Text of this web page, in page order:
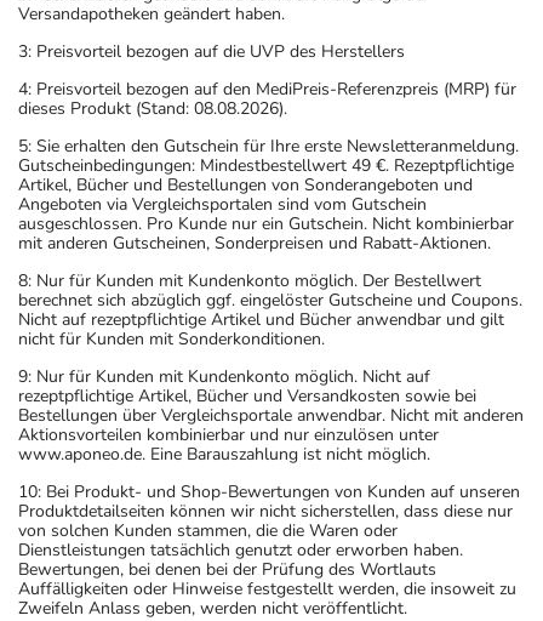
Versandapotheken geändert haben.
3: Preisvorteil bezogen auf die UVP des Herstellers
4: Preisvorteil bezogen auf den MediPreis-Referenzpreis (MRP) für
dieses Produkt (Stand: 08.08.2026).
5: Sie erhalten den Gutschein für Ihre erste Newsletteranmeldung.
Gutscheinbedingungen: Mindestbestellwert 49 €. Rezeptpflichtige
Artikel, Bücher und Bestellungen von Sonderangeboten und
Angeboten via Vergleichsportalen sind vom Gutschein
ausgeschlossen. Pro Kunde nur ein Gutschein. Nicht kombinierbar
mit anderen Gutscheinen, Sonderpreisen und Rabatt-Aktionen.
8: Nur für Kunden mit Kundenkonto möglich. Der Bestellwert
berechnet sich abzüglich ggf. eingelöster Gutscheine und Coupons.
Nicht auf rezeptpflichtige Artikel und Bücher anwendbar und gilt
nicht für Kunden mit Sonderkonditionen.
9: Nur für Kunden mit Kundenkonto möglich. Nicht auf
rezeptpflichtige Artikel, Bücher und Versandkosten sowie bei
Bestellungen über Vergleichsportale anwendbar. Nicht mit anderen
Aktionsvorteilen kombinierbar und nur einzulösen unter
www.aponeo.de. Eine Barauszahlung ist nicht möglich.
10: Bei Produkt- und Shop-Bewertungen von Kunden auf unseren
Produktdetailseiten können wir nicht sicherstellen, dass diese nur
von solchen Kunden stammen, die die Waren oder
Dienstleistungen tatsächlich genutzt oder erworben haben.
Bewertungen, bei denen bei der Prüfung des Wortlauts
Auffälligkeiten oder Hinweise festgestellt werden, die insoweit zu
Zweifeln Anlass geben, werden nicht veröffentlicht.